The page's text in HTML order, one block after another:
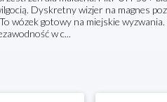
Dyskretny wizjer na magnes
wózek gotowy na miejskie
w c...